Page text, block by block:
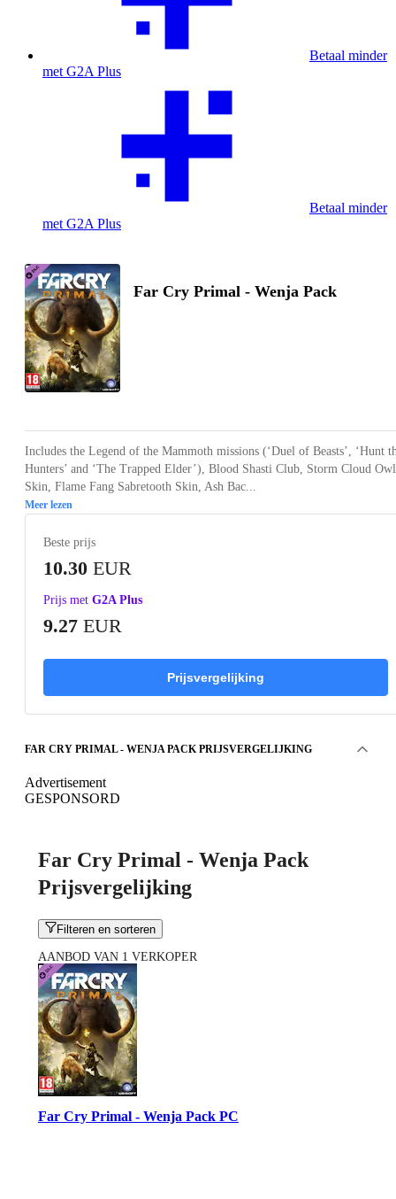
Betaal minder
met G2A Plus
Betaal minder
met G2A Plus
Far Cry Primal - Wenja Pack
Includes the Legend of the Mammoth missions (‘Duel of Beasts’, ‘Hunt
Hunters’ and ‘The Trapped Elder’), Blood Shasti Club, Storm Cloud Owl
Skin, Flame Fang Sabretooth Skin, Ash Bac...
Meer lezen
Beste prijs
10.30 EUR
Prijs met G2A Plus
9.27 EUR
Prijsvergelijking
FAR CRY PRIMAL - WENJA PACK PRIJSVERGELIJKING
Advertisement
GESPONSORD
Far Cry Primal - Wenja Pack
Prijsvergelijking
Filteren en sorteren
AANBOD VAN 1 VERKOPER
Far Cry Primal - Wenja Pack PC